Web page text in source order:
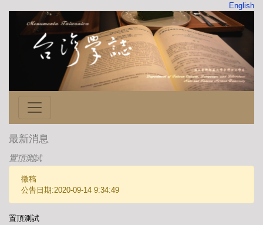
English
最新消息
置頂測試
徵稿
公告日期:2020-09-14 9:34:49
置頂測試